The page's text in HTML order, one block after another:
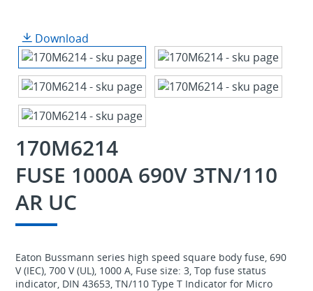
Download
170M6214
FUSE 1000A 690V 3TN/110
AR UC
Eaton Bussmann series high speed square body fuse, 690
V (IEC), 700 V (UL), 1000 A, Fuse size: 3, Top fuse status
indicator, DIN 43653, TN/110 Type T Indicator for Micro